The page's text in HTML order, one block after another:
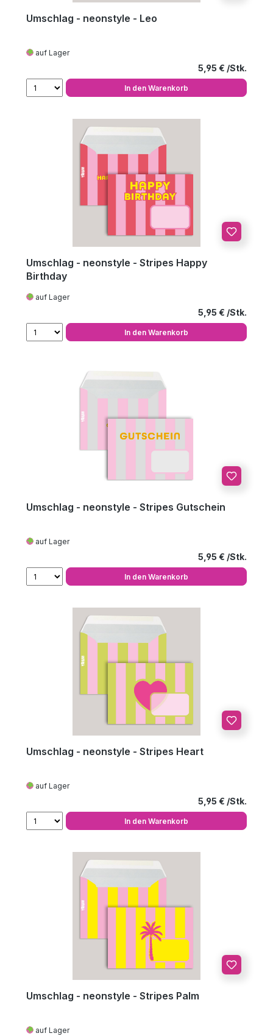
Umschlag - neonstyle - Leo
auf Lager
Regulärer
5,95 €
In den Warenkorb
Umschlag - neonstyle - Stripes Happy
Birthday
auf Lager
Regulärer
5,95 €
In den Warenkorb
Umschlag - neonstyle - Stripes Gutschein
auf Lager
Regulärer
5,95 €
In den Warenkorb
Umschlag - neonstyle - Stripes Heart
auf Lager
Regulärer
5,95 €
In den Warenkorb
Umschlag - neonstyle - Stripes Palm
auf Lager